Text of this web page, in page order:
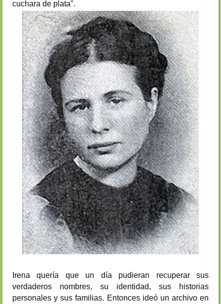
cuchara de plata".
Irena quería que un día pudieran recuperar sus
verdaderos nombres, su identidad, sus historias
personales y sus familias. Entonces ideó un archivo en